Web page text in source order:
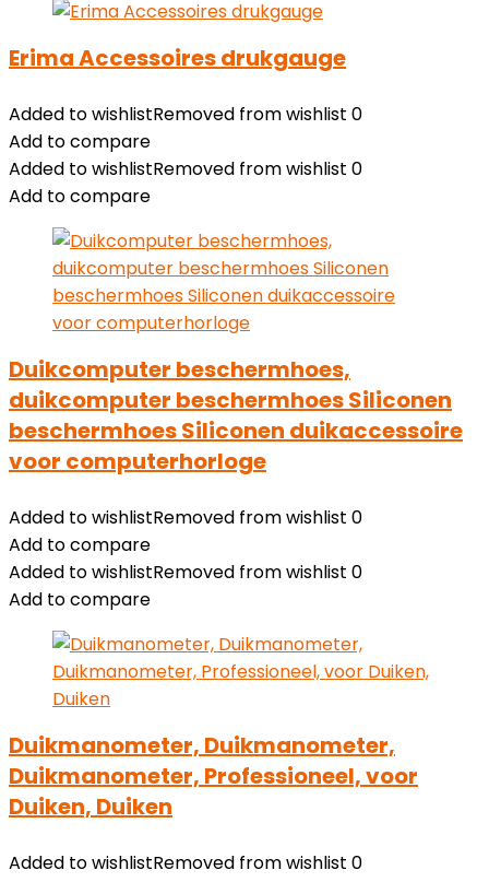
Erima Accessoires drukgauge
Added to wishlistRemoved from wishlist 0
Add to compare
Added to wishlistRemoved from wishlist 0
Add to compare
Duikcomputer beschermhoes,
duikcomputer beschermhoes Siliconen
beschermhoes Siliconen duikaccessoire
voor computerhorloge
Added to wishlistRemoved from wishlist 0
Add to compare
Added to wishlistRemoved from wishlist 0
Add to compare
Duikmanometer, Duikmanometer,
Duikmanometer, Professioneel, voor
Duiken, Duiken
Added to wishlistRemoved from wishlist 0